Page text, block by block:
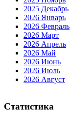
2025 Декабрь
2026 Январь
2026 Февраль
2026 Март
2026 Апрель
2026 Май
2026 Июнь
2026 Июль
2026 Август
Статистика